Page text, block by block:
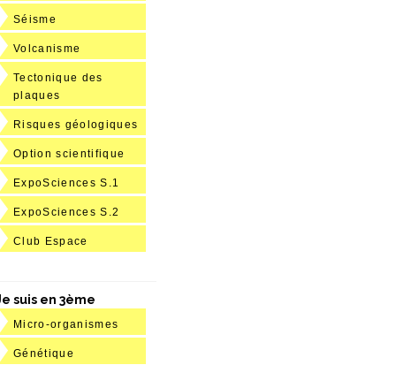
Séisme
Volcanisme
Tectonique des
plaques
Risques géologiques
Option scientifique
ExpoSciences S.1
ExpoSciences S.2
Club Espace
suis en 3ème
Micro-organismes
Génétique